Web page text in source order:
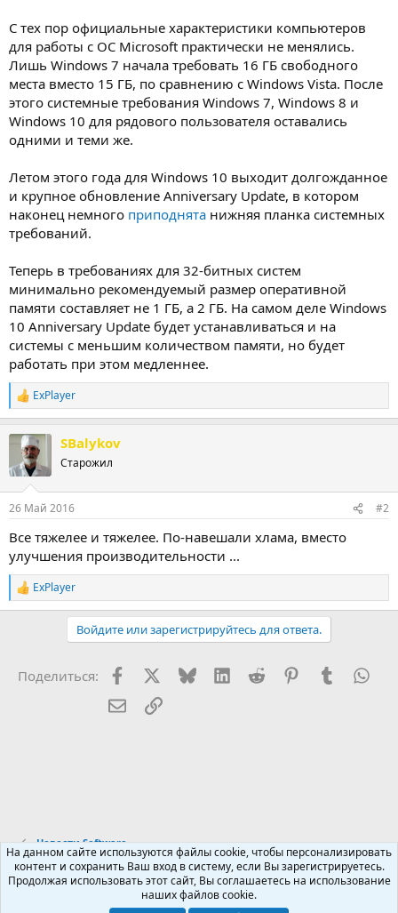
С тех пор официальные характеристики компьютеров
для работы с ОС Microsoft практически не менялись.
Лишь Windows 7 начала требовать 16 ГБ свободного
места вместо 15 ГБ, по сравнению с Windows Vista. После
этого системные требования Windows 7, Windows 8 и
Windows 10 для рядового пользователя оставались
одними и теми же.
Летом этого года для Windows 10 выходит долгожданное
и крупное обновление Anniversary Update, в котором
наконец немного приподнята нижняя планка системных
требований.
Теперь в требованиях для 32-битных систем
минимально рекомендуемый размер оперативной
памяти составляет не 1 ГБ, а 2 ГБ. На самом деле Windows
10 Anniversary Update будет устанавливаться и на
системы с меньшим количеством памяти, но будет
работать при этом медленнее.
Р
е
ц
и
ExPlayer
SBalykov
Старожил
26 Май 2016 #2
Все тяжелее и тяжелее. По-навешали хлама, вместо
улучшения производительности ...
Р
е
и
ExPlayer
Войдите или зарегистрируйтесь для ответа.
Поделиться: FacebookX (Twitter)
BlueskyLinkedInReddit PinterestTumblr
Электронная почта
Ссылка
Новости Software
Russian (RU)
Условия и правила
На данном сайте используются файлы cookie, чтобы персонализировать
контент и сохранить Ваш вход в систему, если Вы зарегистрируетесь.
Продолжая использовать этот сайт, Вы соглашаетесь на использование
наших файлов cookie.